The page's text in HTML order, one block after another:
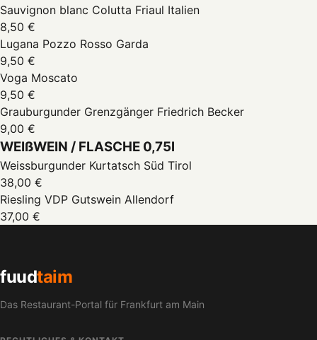
Sauvignon blanc Colutta Friaul Italien
8,50 €
Lugana Pozzo Rosso Garda
9,50 €
Voga Moscato
9,50 €
Grauburgunder Grenzgänger Friedrich Becker
9,00 €
WEIßWEIN / FLASCHE 0,75l
Weissburgunder Kurtatsch Süd Tirol
38,00 €
Riesling VDP Gutswein Allendorf
37,00 €
fuudtaim
Das Restaurant-Portal für Frankfurt am Main